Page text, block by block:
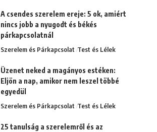
A csendes szerelem ereje: 5 ok, amiért
nincs jobb a nyugodt és békés
párkapcsolatnál
Szerelem és Párkapcsolat Test és Lélek
Üzenet neked a magányos estéken:
Eljön a nap, amikor nem leszel többé
egyedül
Szerelem és Párkapcsolat Test és Lélek
25 tanulság a szerelemről és az